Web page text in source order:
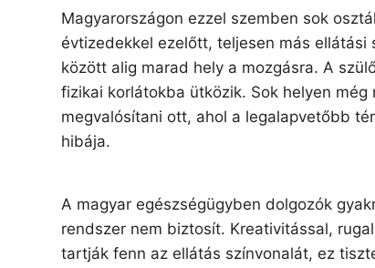
Magyarországon ezzel szemben sok
évtizedekkel ezelőtt, teljesen más
között alig marad hely a mozgásra. A
fizikai korlátokba ütközik. Sok helyen
megvalósítani ott, ahol a legalapvetőbb
hibája.
A magyar egészségügyben dolgozók
rendszer nem biztosít. Kreativitással,
tartják fenn az ellátás színvonalát, ez